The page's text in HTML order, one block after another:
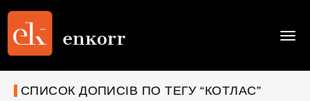
СПИСОК ДОПИСІВ ПО ТЕГУ “КОТЛАС”